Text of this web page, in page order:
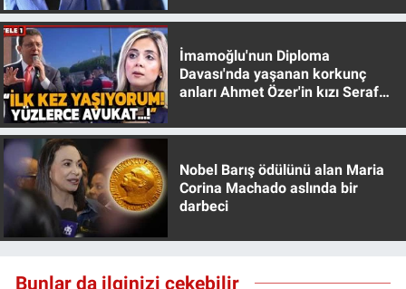
İmamoğlu'nun Diploma
Davası'nda yaşanan korkunç
anları Ahmet Özer'in kızı Seraf
Nobel Barış ödülünü alan Maria
Corina Machado aslında bir
darbeci
Bunlar da ilginizi çekebilir